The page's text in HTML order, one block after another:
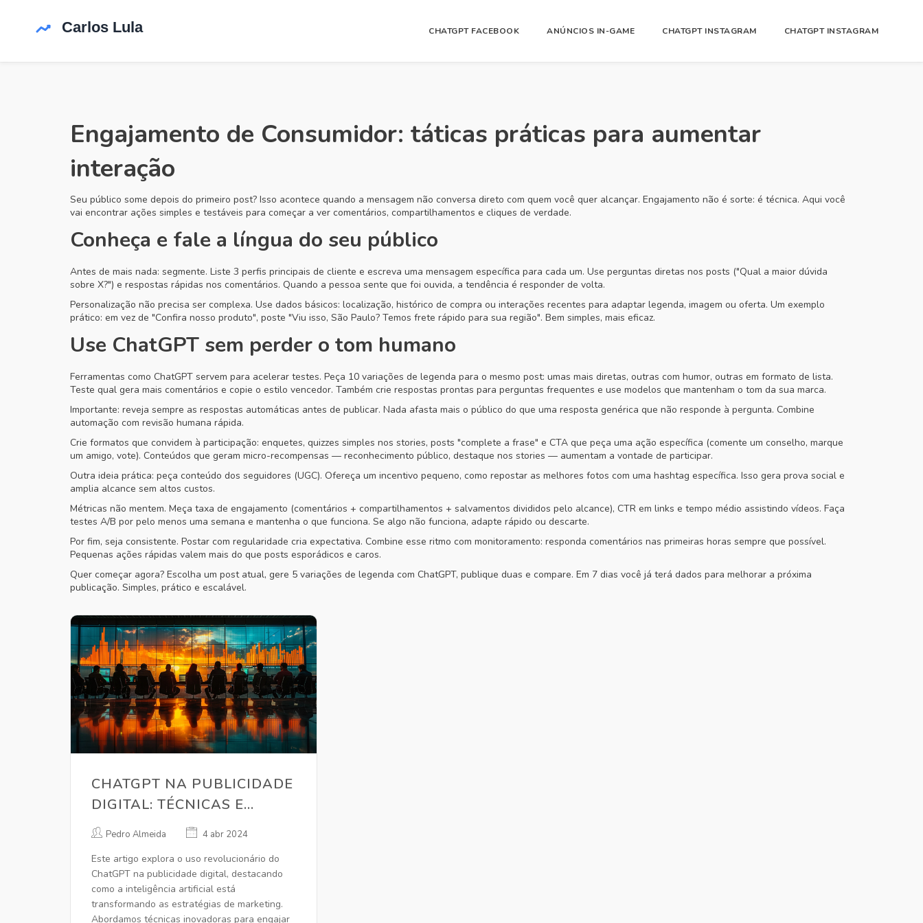
CHATGPT FACEBOOK ANÚNCIOS IN-GAME CHATGPT INSTAGRAM CHATGPT INSTAGRAM
Engajamento de Consumidor: táticas práticas para aumentar
interação
Seu público some depois do primeiro post? Isso acontece quando a mensagem não conversa direto com quem você quer alcançar. Engajamento não é sorte: é técnica. Aqui você
vai encontrar ações simples e testáveis para começar a ver comentários, compartilhamentos e cliques de verdade.
Conheça e fale a língua do seu público
Antes de mais nada: segmente. Liste 3 perfis principais de cliente e escreva uma mensagem específica para cada um. Use perguntas diretas nos posts ("Qual a maior dúvida
sobre X?") e respostas rápidas nos comentários. Quando a pessoa sente que foi ouvida, a tendência é responder de volta.
Personalização não precisa ser complexa. Use dados básicos: localização, histórico de compra ou interações recentes para adaptar legenda, imagem ou oferta. Um exemplo
prático: em vez de "Confira nosso produto", poste "Viu isso, São Paulo? Temos frete rápido para sua região". Bem simples, mais eficaz.
Use ChatGPT sem perder o tom humano
Ferramentas como ChatGPT servem para acelerar testes. Peça 10 variações de legenda para o mesmo post: umas mais diretas, outras com humor, outras em formato de lista.
Teste qual gera mais comentários e copie o estilo vencedor. Também crie respostas prontas para perguntas frequentes e use modelos que mantenham o tom da sua marca.
Importante: reveja sempre as respostas automáticas antes de publicar. Nada afasta mais o público do que uma resposta genérica que não responde à pergunta. Combine
automação com revisão humana rápida.
Crie formatos que convidem à participação: enquetes, quizzes simples nos stories, posts "complete a frase" e CTA que peça uma ação específica (comente um conselho, marque
um amigo, vote). Conteúdos que geram micro-recompensas — reconhecimento público, destaque nos stories — aumentam a vontade de participar.
Outra ideia prática: peça conteúdo dos seguidores (UGC). Ofereça um incentivo pequeno, como repostar as melhores fotos com uma hashtag específica. Isso gera prova social e
amplia alcance sem altos custos.
Métricas não mentem. Meça taxa de engajamento (comentários + compartilhamentos + salvamentos divididos pelo alcance), CTR em links e tempo médio assistindo vídeos. Faça
testes A/B por pelo menos uma semana e mantenha o que funciona. Se algo não funciona, adapte rápido ou descarte.
Por fim, seja consistente. Postar com regularidade cria expectativa. Combine esse ritmo com monitoramento: responda comentários nas primeiras horas sempre que possível.
Pequenas ações rápidas valem mais do que posts esporádicos e caros.
Quer começar agora? Escolha um post atual, gere 5 variações de legenda com ChatGPT, publique duas e compare. Em 7 dias você já terá dados para melhorar a próxima
publicação. Simples, prático e escalável.
CHATGPT NA PUBLICIDADE
DIGITAL: TÉCNICAS E
IMPACTOS
Pedro Almeida 4 abr 2024
Este artigo explora o uso revolucionário do
ChatGPT na publicidade digital, destacando
como a inteligência artificial está
transformando as estratégias de marketing.
Abordamos técnicas inovadoras para engajar